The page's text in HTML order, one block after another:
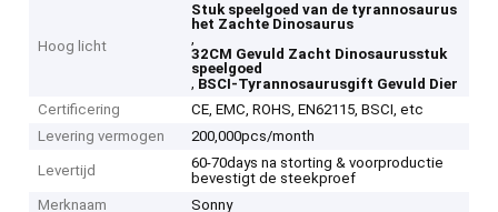
Hoog licht
Stuk speelgoed van de tyrannosaurus
het Zachte Dinosaurus
,
32CM Gevuld Zacht Dinosaurusstuk
speelgoed
, BSCI-Tyrannosaurusgift Gevuld Dier
Certificering
CE, EMC, ROHS, EN62115, BSCI, etc
Levering vermogen
200,000pcs/month
Levertijd
60-70days na storting & voorproductie
bevestigt de steekproef
Merknaam
Sonny